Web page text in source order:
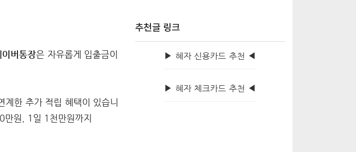
버통장은 자유롭게 입출금이
한 추가 적립 혜택이 있습니
원, 1일 1천만원까지
추천글 링크
▶ 혜자 신용카드 추천 ◀
▶ 혜자 체크카드 추천 ◀